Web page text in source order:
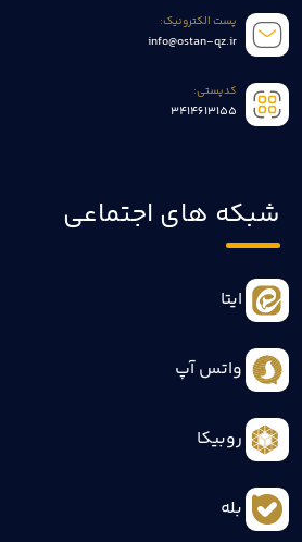
پست الکترونیک:
info@ostan-qz.ir
کدپستی:
3414613155
شبکه های اجتماعی
ایتا
واتس آپ
روبیکا
بله